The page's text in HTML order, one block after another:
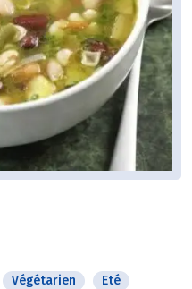
Végétarien Eté